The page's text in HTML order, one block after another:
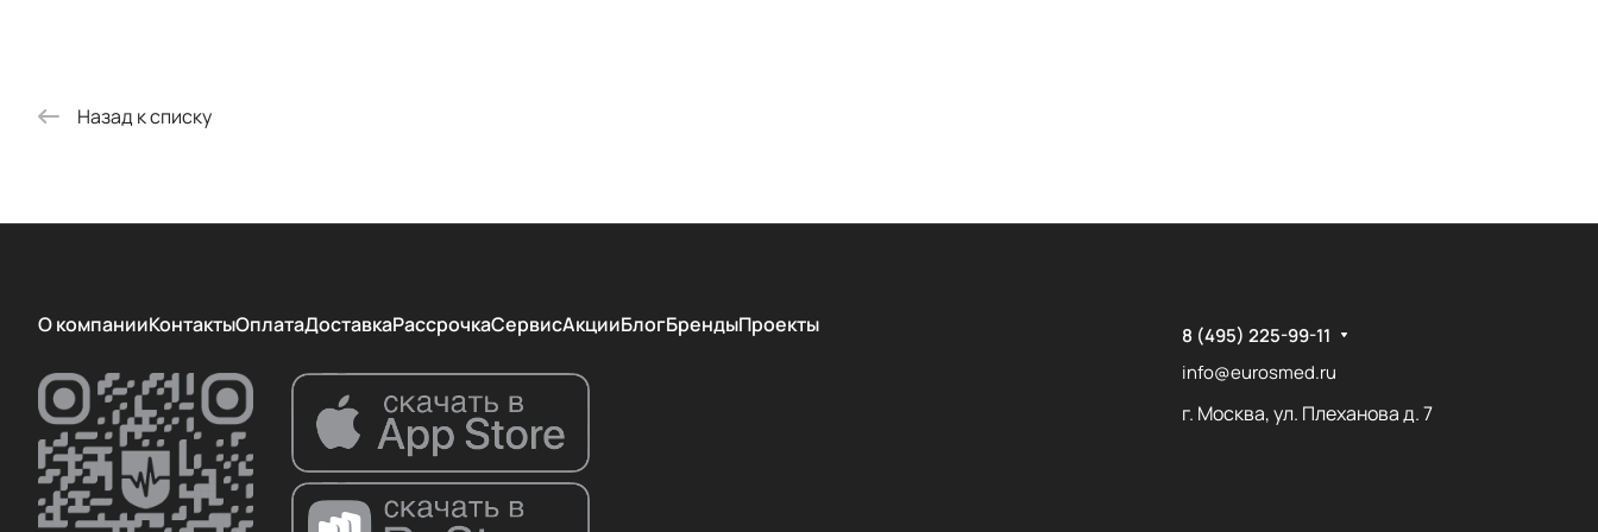
Назад к списку
О компанииКонтактыОплатаДоставкаРассрочкаСервисАкцииБлогБрендыПроекты
8 (495) 225-99-11
info@eurosmed.ru
г. Москва, ул. Плеханова д. 7